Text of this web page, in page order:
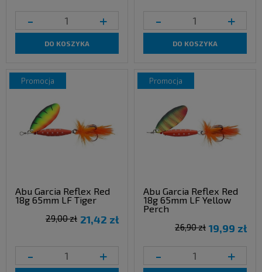
- +
DO KOSZYKA
- +
DO KOSZYKA
Abu Garcia Reflex Red
18g 65mm LF Tiger
21,42 zł
29,00 zł
- +
promocja
Abu Garcia Reflex Red
18g 65mm LF Yellow
Perch
19,99 zł
26,90 zł
- +
promocja